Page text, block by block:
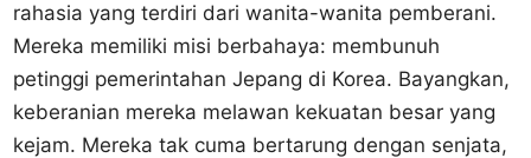
rahasia yang terdiri dari wanita-wanita pemberani.
Mereka memiliki misi berbahaya: membunuh
petinggi pemerintahan Jepang di Korea. Bayangkan,
keberanian mereka melawan kekuatan besar yang
kejam. Mereka tak cuma bertarung dengan senjata,